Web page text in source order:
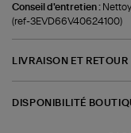
Conseil d'entretien :
(ref-3EVD66V40624100)
LIVRAISON ET RETOUR
DISPONIBILITÉ